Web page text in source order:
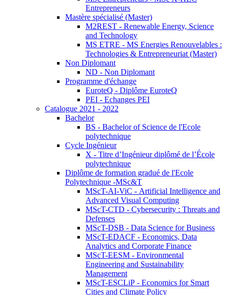
Entrepreneurs
Mastère spécialisé (Master)
M2REST - Renewable Energy, Science
and Technology
MS ETRE - MS Energies Renouvelables :
Technologies & Entrepreneuriat (Master)
Non Diplomant
ND - Non Diplomant
Programme d'échange
EuroteQ - Diplôme EuroteQ
PEI - Echanges PEI
Catalogue 2021 - 2022
Bachelor
BS - Bachelor of Science de l'Ecole
polytechnique
Cycle Ingénieur
X - Titre d’Ingénieur diplômé de l’École
polytechnique
Diplôme de formation gradué de l'Ecole
Polytechnique -MSc&T
MScT-AI-ViC - Artificial Intelligence and
Advanced Visual Computing
MScT-CTD - Cybersecurity : Threats and
Defenses
MScT-DSB - Data Science for Business
MScT-EDACF - Economics, Data
Analytics and Corporate Finance
MScT-EESM - Environmental
Engineering and Sustainability
Management
MScT-ESCLiP - Economics for Smart
Cities and Climate Policy